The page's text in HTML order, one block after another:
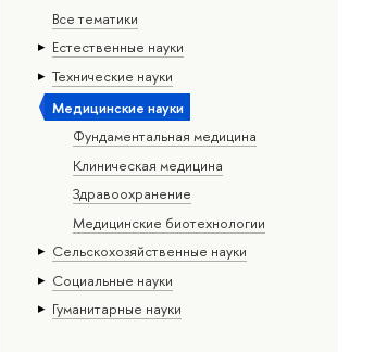
Все тематики
Естественные науки
Тех­ничес­кие науки
Медицинские науки
Фундаментальная медицина
Клиническая медицина
Здравоохранение
Медицинские биотехнологии
Сельскохозяйственные науки
Социальные науки
Гуманитарные науки